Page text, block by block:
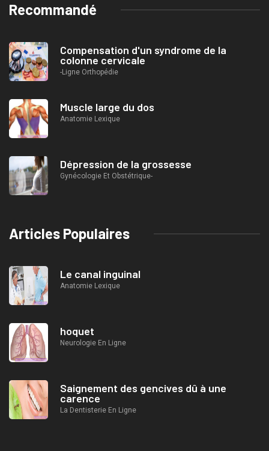
Recommandé
Compensation d'un syndrome de la
colonne cervicale
-Ligne Orthopédie
Muscle large du dos
Anatomie Lexique
Dépression de la grossesse
Gynécologie Et Obstétrique-
Articles Populaires
Le canal inguinal
Anatomie Lexique
hoquet
Neurologie En Ligne
Saignement des gencives dû à une
carence
La Dentisterie En Ligne